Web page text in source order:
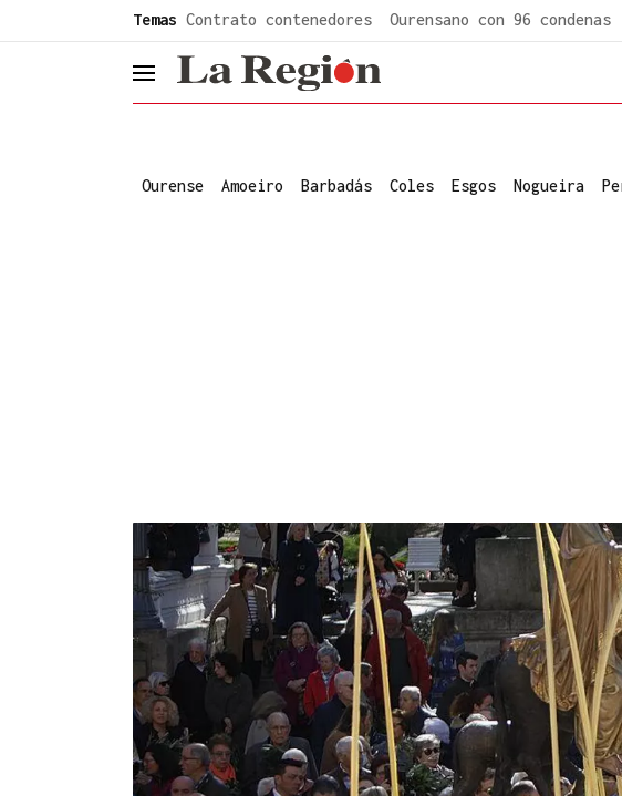
Temas Contrato contenedores Ourensano con 96 condenas
header.menu.open
Ourense Amoeiro Barbadás Coles Esgos Nogueira